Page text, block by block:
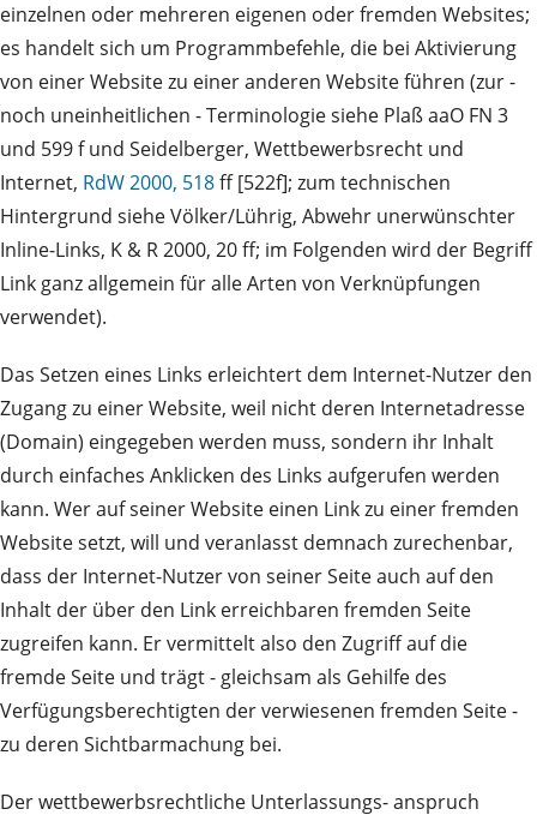
einzelnen oder mehreren eigenen oder fremden Websites;
es handelt sich um Programmbefehle, die bei Aktivierung
von einer Website zu einer anderen Website führen (zur -
noch uneinheitlichen - Terminologie siehe Plaß aaO FN 3
und 599 f und Seidelberger, Wettbewerbsrecht und
Internet, RdW 2000, 518ff [522f]; zum technischen
Hintergrund siehe Völker/Lührig, Abwehr unerwünschter
Inline-Links, K & R 2000, 20 ff; im Folgenden wird der Begriff
Link ganz allgemein für alle Arten von Verknüpfungen
verwendet).
Das Setzen eines Links erleichtert dem Internet-Nutzer den
Zugang zu einer Website, weil nicht deren Internetadresse
(Domain) eingegeben werden muss, sondern ihr Inhalt
durch einfaches Anklicken des Links aufgerufen werden
kann. Wer auf seiner Website einen Link zu einer fremden
Website setzt, will und veranlasst demnach zurechenbar,
dass der Internet-Nutzer von seiner Seite auch auf den
Inhalt der über den Link erreichbaren fremden Seite
zugreifen kann. Er vermittelt also den Zugriff auf die
fremde Seite und trägt - gleichsam als Gehilfe des
Verfügungsberechtigten der verwiesenen fremden Seite -
zu deren Sichtbarmachung bei.
Der wettbewerbsrechtliche Unterlassungs- anspruch